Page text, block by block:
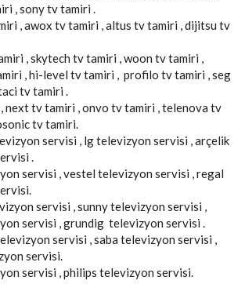
, sony tv tamiri .
, awox tv tamiri , altus tv tamiri , dijitsu tv
, skytech tv tamiri , woon tv tamiri ,
, hi-level tv tamiri , profilo tv tamiri , seg
tv tamiri .
next tv tamiri , onvo tv tamiri , telenova tv
tv tamiri.
servisi , lg televizyon servisi , arçelik
.
servisi , vestel televizyon servisi , regal
servisi , sunny televizyon servisi ,
servisi , grundig televizyon servisi .
servisi , saba televizyon servisi ,
servisi.
servisi , philips televizyon servisi.